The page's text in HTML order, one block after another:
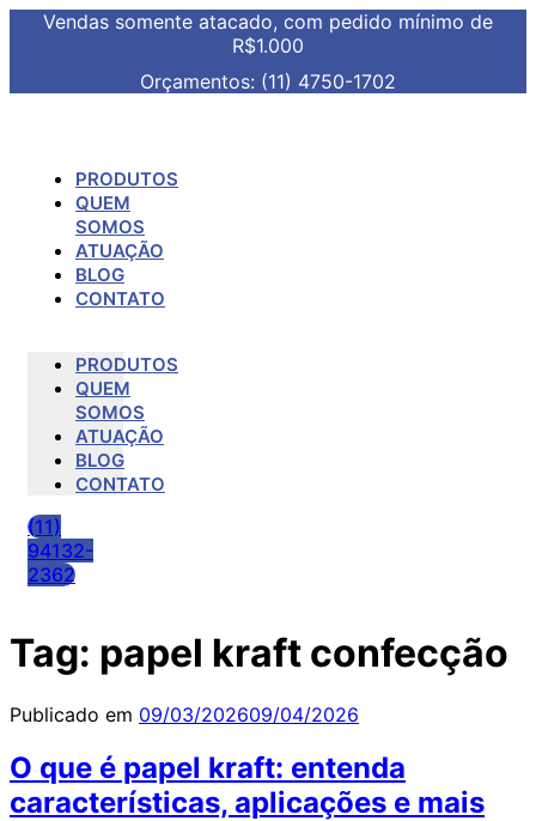
Vendas somente atacado, com pedido mínimo de
R$1.000
Orçamentos: (11) 4750-1702
PRODUTOS
QUEM
SOMOS
ATUAÇÃO
BLOG
CONTATO
PRODUTOS
QUEM
SOMOS
ATUAÇÃO
BLOG
CONTATO
(11)
94132-
2362
Tag: papel kraft confecção
Publicado em 09/03/202609/04/2026
O que é papel kraft: entenda
características, aplicações e mais